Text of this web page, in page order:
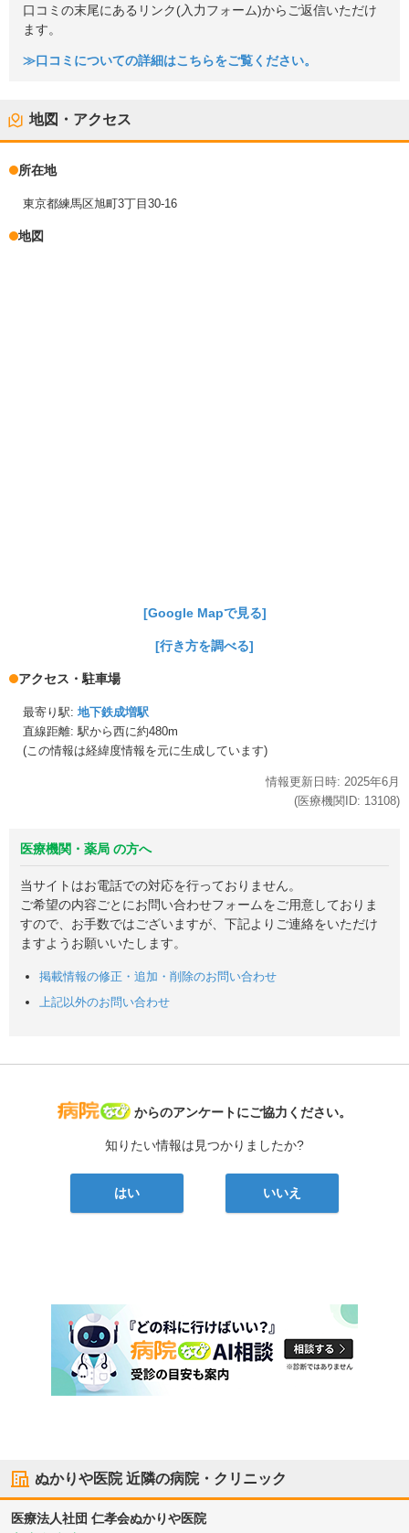
口コミの末尾にあるリンク(入力フォーム)からご返信いただけ
ます。
≫口コミについての詳細はこちらをご覧ください。
地図・アクセス
所在地
東京都練馬区旭町3丁目30-16
地図
[Google Mapで見る]
[行き方を調べる]
アクセス・駐車場
最寄り駅: 地下鉄成増駅
直線距離: 駅から西に約480m
(この情報は経緯度情報を元に生成しています)
情報更新日時: 2025年6月
(医療機関ID: 13108)
医療機関・薬局 の方へ
当サイトはお電話での対応を行っておりません。
ご希望の内容ごとにお問い合わせフォームをご用意しておりま
すので、お手数ではございますが、下記よりご連絡をいただけ
ますようお願いいたします。
掲載情報の修正・追加・削除のお問い合わせ
上記以外のお問い合わせ
病院なび
からのアンケートにご協力ください。
知りたい情報は見つかりましたか?
はい いいえ
ぬかりや医院近隣の病院・クリニック
医療法人社団 仁孝会ぬかりや医院